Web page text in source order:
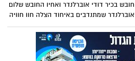
חובש בכיר דודי אוברלנדר ואחיו החובש שלום
אוברלנדר שמתנדבים באיחוד הצלה חוו חוויה
מיוחדת ברביעי בערב כאשר הגיעו ליילד יחדיו
אישה בתהליך של קבלת לידה ויילדו את
האישה, בשעה טובה נולד בן, לאם ולולד
שלום, אמבולנס שהגיע בהמשך פינה אותם